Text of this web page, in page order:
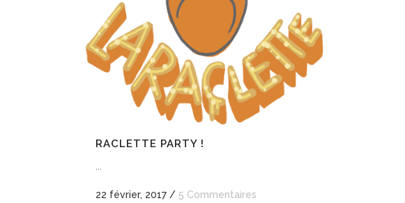
RACLETTE PARTY !
22 février, 2017 / 5 Commentaires